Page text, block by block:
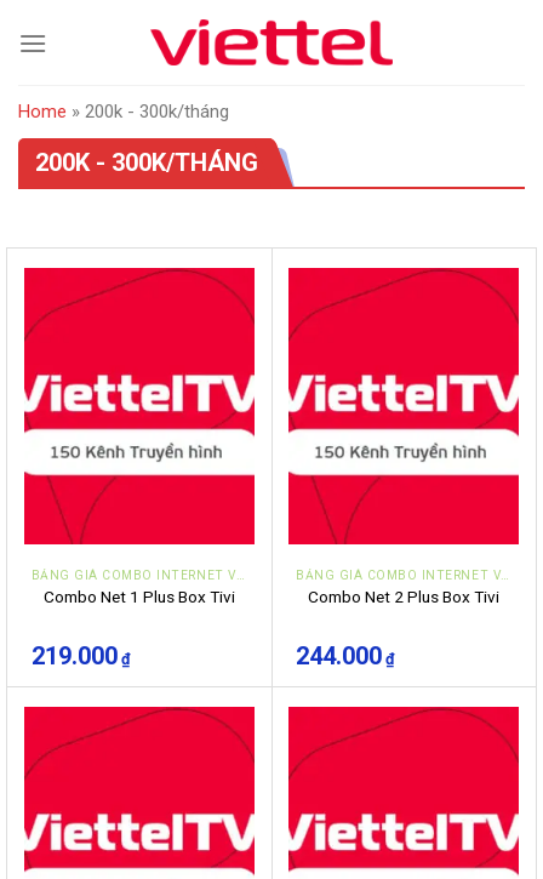
Home » 200k - 300k/tháng
200K - 300K/THÁNG
BẢNG GIÁ COMBO INTERNET VÀ TRUYỀN HÌNH VIETTEL ĐÀ NẴNG
Combo Net 1 Plus Box Tivi
219.000 ₫
BẢNG GIÁ COMBO INTERNET VÀ TRUYỀN HÌNH VIETTEL ĐÀ NẴNG
Combo Net 2 Plus Box Tivi
244.000 ₫